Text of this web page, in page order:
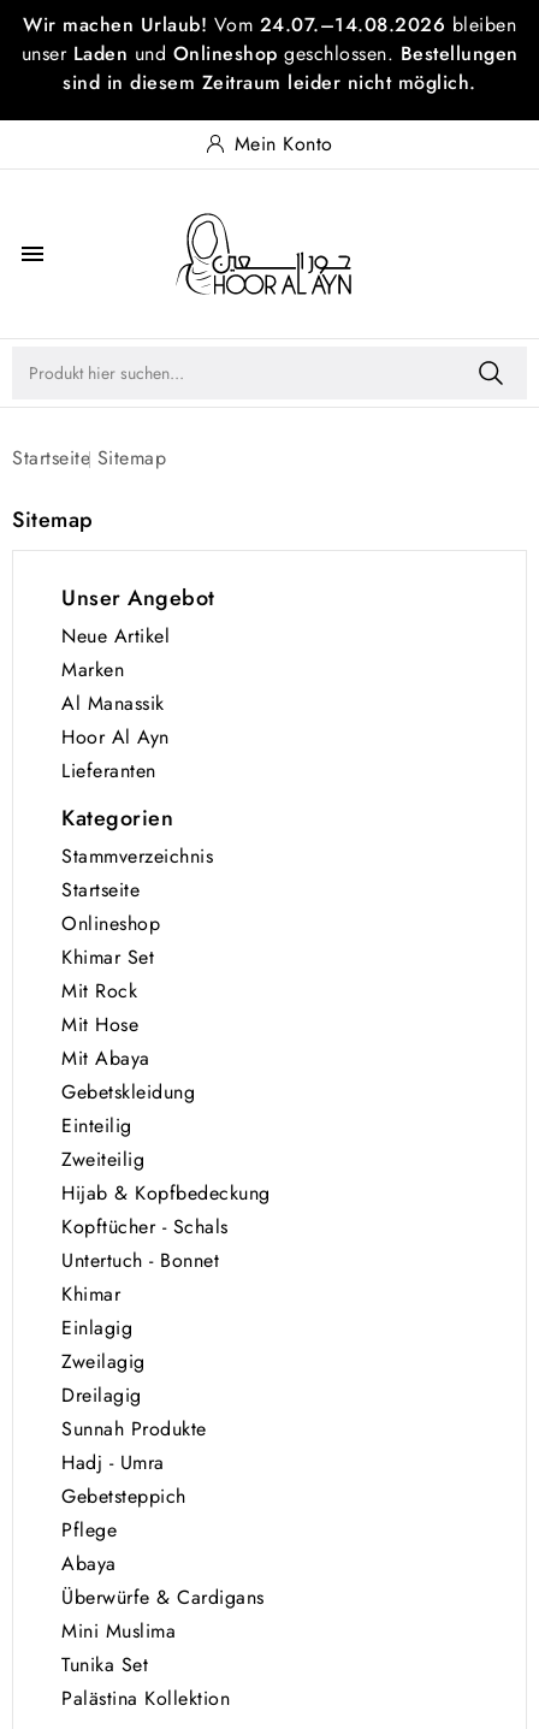
Wir machen Urlaub! Vom 24.07.–14.08.2026 bleiben
unser Laden und Onlineshop geschlossen. Bestellungen
sind in diesem Zeitraum leider nicht möglich.
Mein Konto

Startseite Sitemap
Sitemap
Unser Angebot
Neue Artikel
Marken
Al Manassik
Hoor Al Ayn
Lieferanten
Kategorien
Stammverzeichnis
Startseite
Onlineshop
Khimar Set
Mit Rock
Mit Hose
Mit Abaya
Gebetskleidung
Einteilig
Zweiteilig
Hijab & Kopfbedeckung
Kopftücher - Schals
Untertuch - Bonnet
Khimar
Einlagig
Zweilagig
Dreilagig
Sunnah Produkte
Hadj - Umra
Gebetsteppich
Pflege
Abaya
Überwürfe & Cardigans
Mini Muslima
Tunika Set
Palästina Kollektion